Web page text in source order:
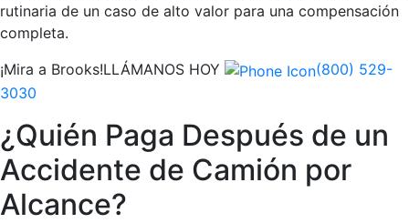
rutinaria de un caso de alto valor para una compensación
completa.
¡Mira a Brooks!LLÁMANOS HOY
(800) 529-
3030
¿Quién Paga Después de un
Accidente de Camión por
Alcance?